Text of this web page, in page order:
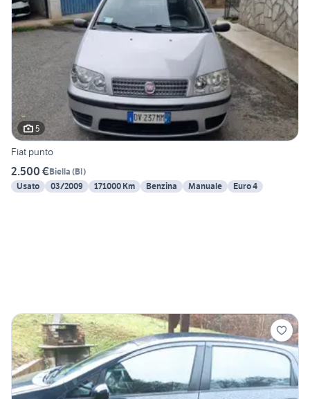
5
Fiat punto
2.500 €Biella (BI)
Usato
03/2009 171000 Km Benzina Manuale Euro 4